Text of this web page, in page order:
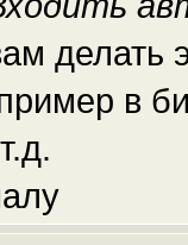
делать
в